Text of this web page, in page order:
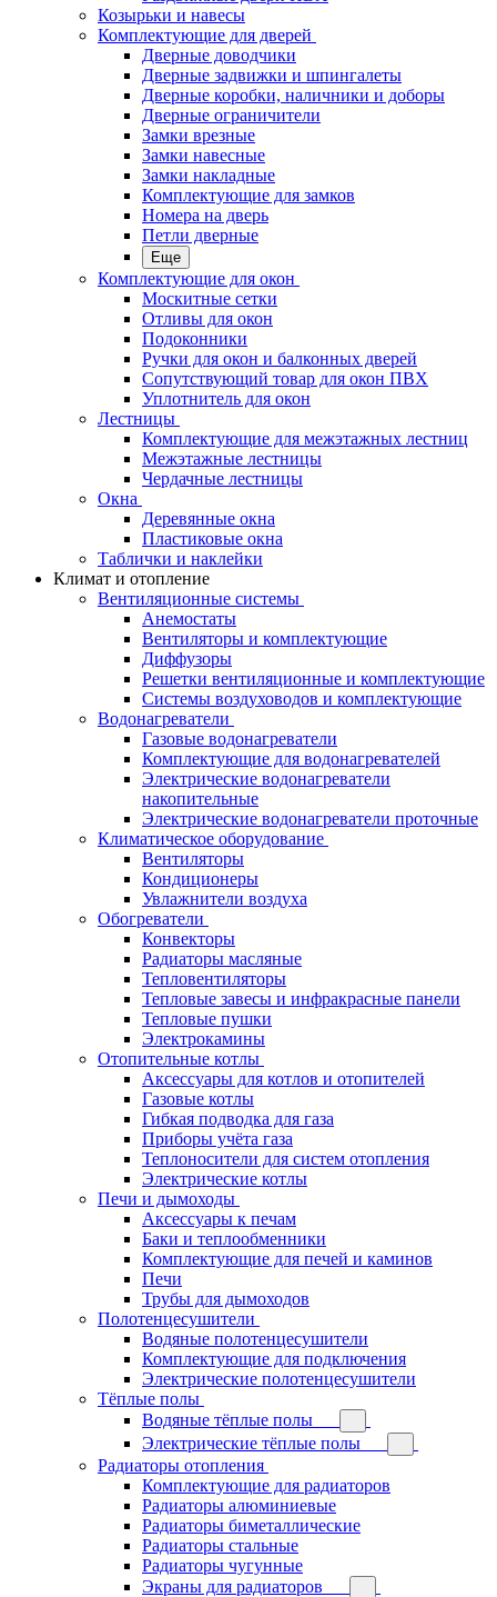
Козырьки и навесы
Комплектующие для дверей
Дверные доводчики
Дверные задвижки и шпингалеты
Дверные коробки, наличники и доборы
Дверные ограничители
Замки врезные
Замки навесные
Замки накладные
Комплектующие для замков
Номера на дверь
Петли дверные
Еще
Комплектующие для окон
Москитные сетки
Отливы для окон
Подоконники
Ручки для окон и балконных дверей
Сопутствующий товар для окон ПВХ
Уплотнитель для окон
Лестницы
Комплектующие для межэтажных лестниц
Межэтажные лестницы
Чердачные лестницы
Окна
Деревянные окна
Пластиковые окна
Таблички и наклейки
Климат и отопление
Вентиляционные системы
Анемостаты
Вентиляторы и комплектующие
Диффузоры
Решетки вентиляционные и комплектующие
Системы воздуховодов и комплектующие
Водонагреватели
Газовые водонагреватели
Комплектующие для водонагревателей
Электрические водонагреватели
накопительные
Электрические водонагреватели проточные
Климатическое оборудование
Вентиляторы
Кондиционеры
Увлажнители воздуха
Обогреватели
Конвекторы
Радиаторы масляные
Тепловентиляторы
Тепловые завесы и инфракрасные панели
Тепловые пушки
Электрокамины
Отопительные котлы
Аксессуары для котлов и отопителей
Газовые котлы
Гибкая подводка для газа
Приборы учёта газа
Теплоносители для систем отопления
Электрические котлы
Печи и дымоходы
Аксессуары к печам
Баки и теплообменники
Комплектующие для печей и каминов
Печи
Трубы для дымоходов
Полотенцесушители
Водяные полотенцесушители
Комплектующие для подключения
Электрические полотенцесушители
Тёплые полы
Водяные тёплые полы
Электрические тёплые полы
Радиаторы отопления
Комплектующие для радиаторов
Радиаторы алюминиевые
Радиаторы биметаллические
Радиаторы стальные
Радиаторы чугунные
Экраны для радиаторов